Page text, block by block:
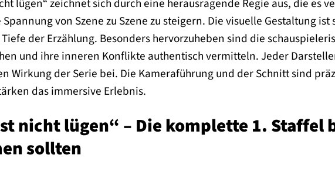
lügen“ zeichnet sich durch eine herausragende Regie aus, die es
von Szene zu Szene zu steigern. Die visuelle Gestaltung
der Erzählung. Besonders hervorzuheben sind die
und ihre inneren Konflikte authentisch vermitteln. Jeder
Wirkung der Serie bei. Die Kameraführung und der Schnitt sind
das immersive Erlebnis.
nicht lügen“ – Die komplette 1. Staffel
sollten